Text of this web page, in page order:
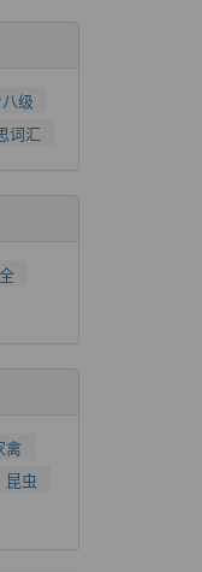
级
词汇
禽
昆虫